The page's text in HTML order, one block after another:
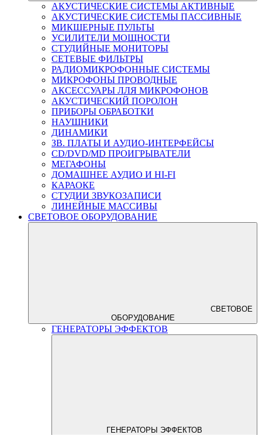
АКУСТИЧЕСКИЕ СИСТЕМЫ АКТИВНЫЕ
АКУСТИЧЕСКИЕ СИСТЕМЫ ПАССИВНЫЕ
МИКШЕРНЫЕ ПУЛЬТЫ
УСИЛИТЕЛИ МОЩНОСТИ
СТУДИЙНЫЕ МОНИТОРЫ
СЕТЕВЫЕ ФИЛЬТРЫ
РАДИОМИКРОФОННЫЕ СИСТЕМЫ
МИКРОФОНЫ ПРОВОДНЫЕ
АКСЕССУАРЫ ЛЛЯ МИКРОФОНОВ
АКУСТИЧЕСКИЙ ПОРОЛОН
ПРИБОРЫ ОБРАБОТКИ
НАУШНИКИ
ДИНАМИКИ
ЗВ. ПЛАТЫ И АУДИО-ИНТЕРФЕЙСЫ
CD/DVD/MD ПРОИГРЫВАТЕЛИ
МЕГАФОНЫ
ДОМАШНЕЕ АУДИО И HI-FI
КАРАОКЕ
СТУДИИ ЗВУКОЗАПИСИ
ЛИНЕЙНЫЕ МАССИВЫ
СВЕТОВОЕ ОБОРУДОВАНИЕ
СВЕТОВОЕ
ОБОРУДОВАНИЕ
ГЕНЕРАТОРЫ ЭФФЕКТОВ
ГЕНЕРАТОРЫ ЭФФЕКТОВ